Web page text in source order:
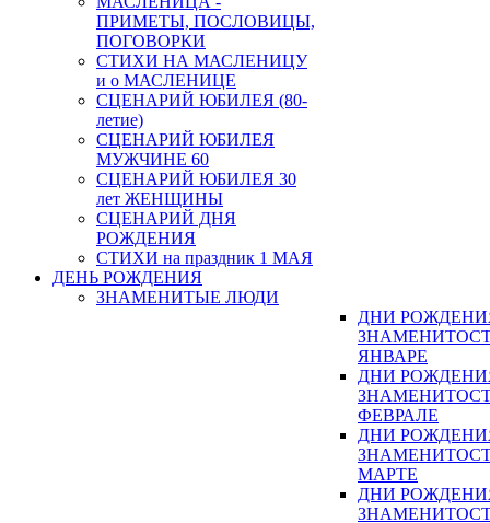
ПРИМЕТЫ, ПОСЛОВИЦЫ,
ПОГОВОРКИ
СТИХИ НА МАСЛЕНИЦУ
и о МАСЛЕНИЦЕ
СЦЕНАРИЙ ЮБИЛЕЯ (80-
летие)
СЦЕНАРИЙ ЮБИЛЕЯ
МУЖЧИНЕ 60
СЦЕНАРИЙ ЮБИЛЕЯ 30
лет ЖЕНЩИНЫ
СЦЕНАРИЙ ДНЯ
РОЖДЕНИЯ
СТИХИ на праздник 1 МАЯ
ДЕНЬ РОЖДЕНИЯ
ЗНАМЕНИТЫЕ ЛЮДИ
ДНИ
ЯНВАРЕ
ДНИ
ФЕВРАЛЕ
ДНИ
МАРТЕ
ДНИ